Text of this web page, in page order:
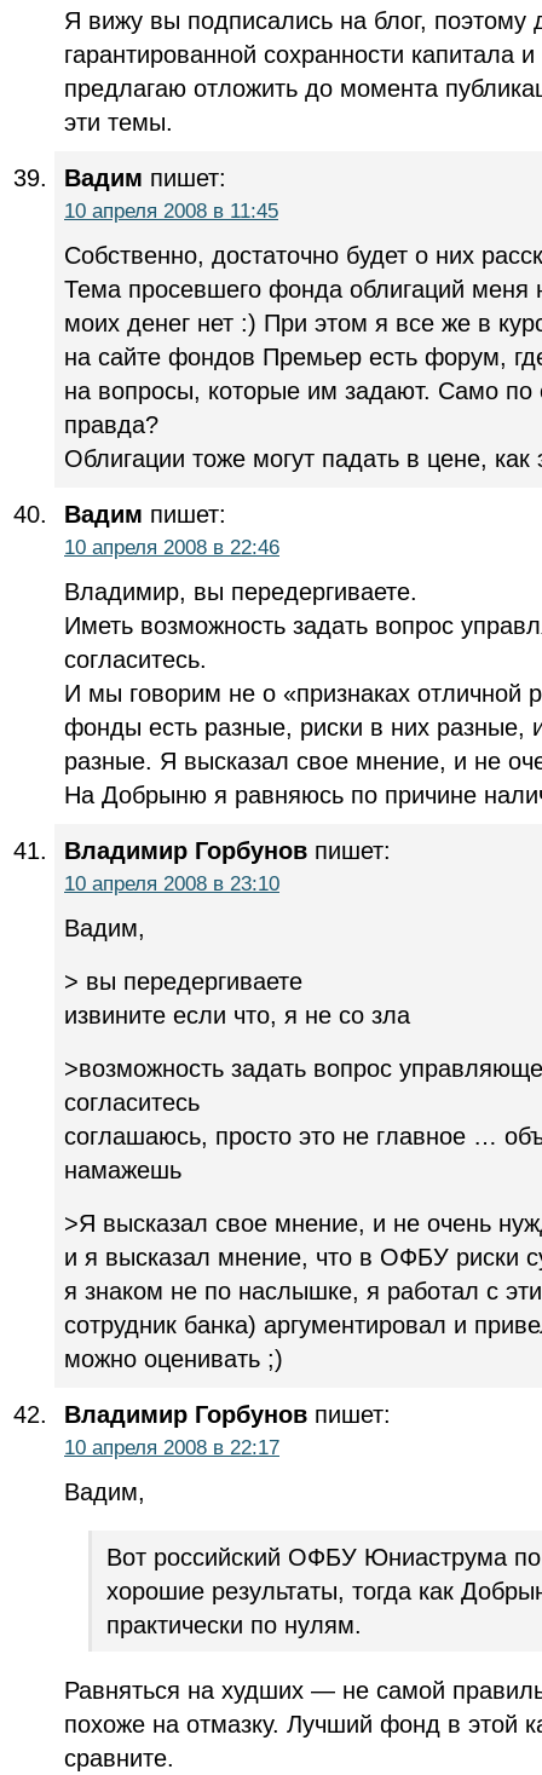
Я вижу вы подписались на блог, поэтому
гарантированной сохранности капитала
предлагаю отложить до момента
эти темы.
Вадим пишет:
10 апреля 2008 в 11:45
Собственно, достаточно будет о них
Тема просевшего фонда облигаций меня
моих денег нет :) При этом я все же в
на сайте фондов Премьер есть форум,
на вопросы, которые им задают. Само по
правда?
Облигации тоже могут падать в цене, как
Вадим пишет:
10 апреля 2008 в 22:46
Владимир, вы передергиваете.
Иметь возможность задать вопрос
согласитесь.
И мы говорим не о «признаках отличной
фонды есть разные, риски в них разные,
разные. Я высказал свое мнение, и не
На Добрыню я равняюсь по причине
Владимир Горбунов пишет:
10 апреля 2008 в 23:10
Вадим,
> вы передергиваете
извините если что, я не со зла
>возможность задать вопрос
согласитесь
соглашаюсь, просто это не главное …
намажешь
>Я высказал свое мнение, и не очень
и я высказал мнение, что в ОФБУ риски
я знаком не по наслышке, я работал с
сотрудник банка) аргументировал и
можно оценивать ;)
Владимир Горбунов пишет:
10 апреля 2008 в 22:17
Вадим,
Вот российский ОФБУ Юниаструма
хорошие результаты, тогда как
практически по нулям.
Равняться на худших — не самой
похоже на отмазку. Лучший фонд в этой
сравните.